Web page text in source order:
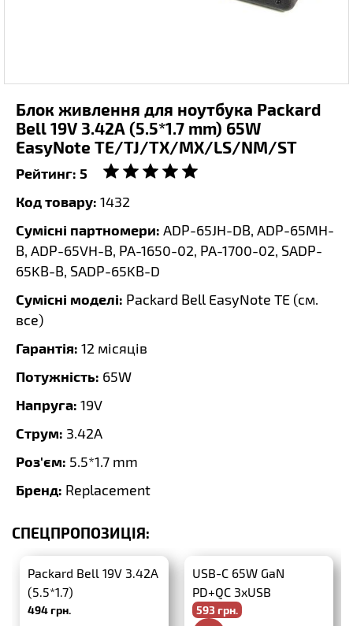
Блок живлення для ноутбука Packard
Bell 19V 3.42A (5.5*1.7 mm) 65W
EasyNote TE/TJ/TX/MX/LS/NM/ST
Рейтинг: 5
Код товару: 1432
Сумісні партномери: ADP-65JH-DB, ADP-65MH-
B, ADP-65VH-B, PA-1650-02, PA-1700-02, SADP-
65KB-B, SADP-65KB-D
Сумісні моделі: Packard Bell EasyNote TE (см.
все)
Гарантія: 12 місяців
Потужність: 65W
Напруга: 19V
Струм: 3.42A
Роз'єм: 5.5*1.7 mm
Бренд: Replacement
СПЕЦПРОПОЗИЦІЯ:
Packard Bell 19V 3.42A
(5.5*1.7)
494 грн.
USB-C 65W GaN
PD+QC 3xUSB
593 грн.